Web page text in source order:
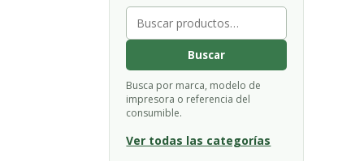
Buscar
por:
Buscar
Busca por marca, modelo de
impresora o referencia del
consumible.
Ver todas las categorías